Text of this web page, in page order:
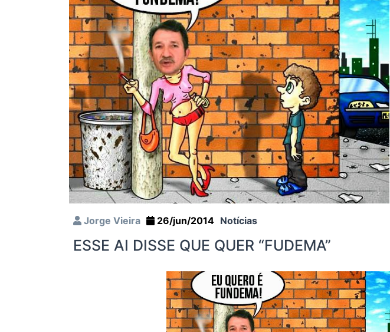
Jorge Vieira 26/jun/2014 Notícias
ESSE AI DISSE QUE QUER “FUDEMA”